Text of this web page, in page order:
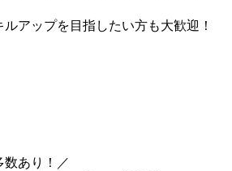
アップを目指したい方も大歓迎！
数あり！／